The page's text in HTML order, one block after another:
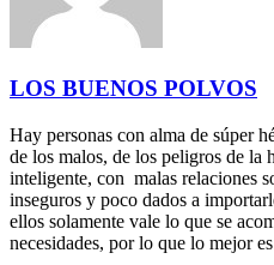
LOS BUENOS POLVOS
Hay personas con alma de súper
de los malos, de los peligros de la
inteligente, con malas relaciones
inseguros y poco dados a
ellos solamente vale lo que se
necesidades, por lo que lo mejor